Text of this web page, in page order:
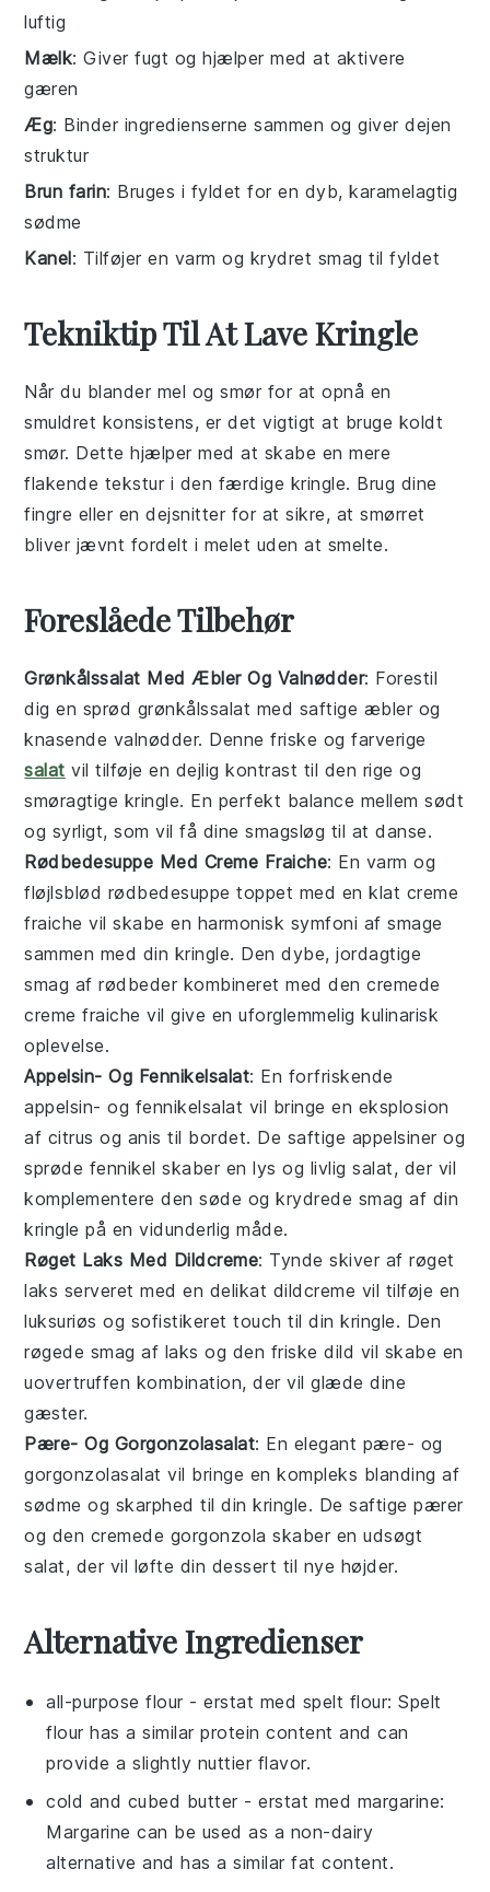
luftig
Mælk: Giver fugt og hjælper med at aktivere
gæren
Æg: Binder ingredienserne sammen og giver dejen
struktur
Brun farin: Bruges i fyldet for en dyb, karamelagtig
sødme
Kanel: Tilføjer en varm og krydret smag til fyldet
Tekniktip Til At Lave Kringle
Når du blander mel ogsmør for at opnå en
smuldret konsistens, er det vigtigt at bruge koldt
smør. Dette hjælper med at skabe en mere
flakende tekstur i den færdige kringle. Brug dine
fingre eller endejsnitter for at sikre, at smørret
bliver jævnt fordelt i melet uden at smelte.
Foreslåede Tilbehør
Grønkålssalat Med Æbler Og Valnødder: Forestil
dig en sprød grønkålssalat med saftige æbler og
knasende valnødder. Denne friske og farverige
salat vil tilføje en dejlig kontrast til den rige og
smøragtige kringle. En perfekt balance mellem sødt
og syrligt, som vil få dine smagsløg til at danse.
Rødbedesuppe Med Creme Fraiche: En varm og
fløjlsblød rødbedesuppe toppet med en klat creme
fraiche vil skabe en harmonisk symfoni af smage
sammen med din kringle. Den dybe, jordagtige
smag afrødbeder kombineret med den cremede
creme fraiche vil give en uforglemmelig kulinarisk
oplevelse.
Appelsin- Og Fennikelsalat: En forfriskende
appelsin- og fennikelsalat vil bringe en eksplosion
af citrus og anis til bordet. De saftige appelsiner og
sprøde fennikel skaber en lys og livligsalat, der vil
komplementere den søde og krydrede smag af din
kringle på en vidunderlig måde.
Røget Laks Med Dildcreme: Tynde skiver afrøget
laks serveret med en delikat dildcreme vil tilføje en
luksuriøs og sofistikeret touch til dinkringle. Den
røgede smag af laks og den friskedild vil skabe en
uovertruffen kombination, der vil glæde dine
gæster.
Pære- Og Gorgonzolasalat: En elegant pære- og
gorgonzolasalat vil bringe en kompleks blanding af
sødme og skarphed til dinkringle. De saftigepærer
og den cremede gorgonzola skaber en udsøgt
salat, der vil løfte din dessert til nye højder.
Alternative Ingredienser
all-purpose flour - erstat med spelt flour: Spelt
flour has a similar protein content and can
provide a slightly nuttier flavor.
cold and cubed butter - erstat med margarine:
Margarine can be used as a non-dairy
alternative and has a similar fat content.